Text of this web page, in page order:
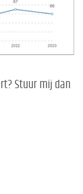
Stuur mij dan